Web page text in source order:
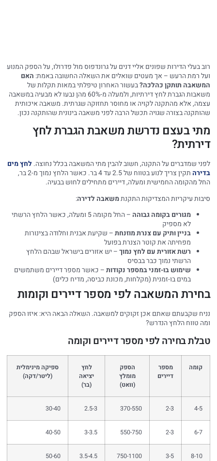
בעלי הדירות שפונים אליי דנים על גרונדפוס מול פדרולו, על הספק המנוע
רמת הרעש – אך מעטים שואלים את השאלה החשובה באמת:האם
תותקן כהלכה?בעשור האחרון טיפלתי במאות תקלות של
משאבות הגברת לחץ דירתיות, ולמעלה מ-60% מהן נבעו לא מבעיה במשאבה
אלא מהתקנה לקויה או מחוסר תחזוקה שגרתית. משאבה איכותית
בצורה שגויה תכשל הרבה לפני משאבה בינונית שהותקנה נכון.
בעצם נדרשת משאבת הגברת לחץ
שמדברים על התקנה, חשוב להבין מתי המשאבה בכלל נחוצה.לחץ מים
תקין צריך לנוע בטווח של 2.5 עד 4 בר. כאשר הלחץ נמוך מ-2 בר,
מהקומה החמישית ומעלה, דיירים מתחילים לחוש בבעיה.
עיקריות המצדיקות התקנתמשאבה לדירה:
מגורים בקומה גבוהה
– החל מקומה 5 ומעלה, כאשר הלחץ הרשתי
לא מספיק
בניין ותיק עם צנרת מוזנחת– שקיעת אבנית וחלודה בצינורות
מפחיתה את קוטר הצנרת בפועל
רשת אזורית עם לחץ נמוך– יש אזורים בישראל שבהם הלחץ
הרשתי נמוך כבר בבסיס
שימוש בו-זמני במספר נקודות– כאשר מספר דיירים משתמשים
במים בו-זמנית (מקלחות, מכונת כביסה, מדיח כלים)
המשאבה לפי מספר דיירים וקומות
שקבעתם שאתם אכן זקוקים למשאבה. השאלה הבאה היא: איזו הספק
טווח הלחץ הנדרש?
בחירה לפי מספר דיירים וקומה
קומה
מספר
דיירים
הספק
מומלץ
(וואט)
יציאה
ספיקה מינימלית
(ליטר/דקה)
370-550
2.5-3
30-40
550-750
3-3.5
40-50
750-1100
3.5-4.5
50-60